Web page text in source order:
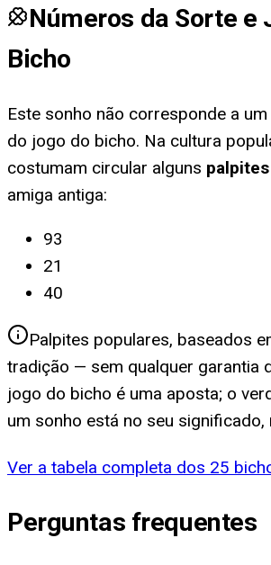
Números da Sorte e
Bicho
Este sonho não corresponde a
do jogo do bicho. Na cultura
costumam circular alguns
amiga antiga:
93
21
40
Palpites populares, baseados
tradição — sem qualquer garantia
jogo do bicho é uma aposta; o
um sonho está no seu significado,
Ver a tabela completa dos 25
Perguntas frequentes